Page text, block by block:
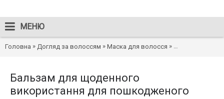
МЕНЮ
Головна » Догляд за волоссям » Маска для волосся » Бальзам для
Бальзам для щоденного
використання для пошкодженого